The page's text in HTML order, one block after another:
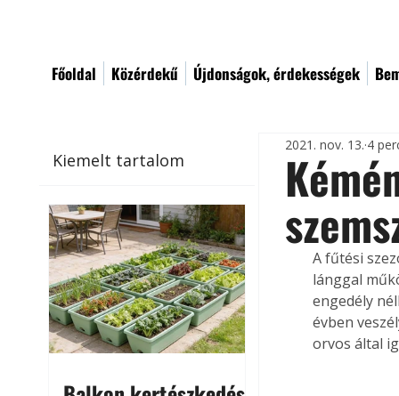
Főoldal Közérdekű Újdonságok, érdekességek
Kiemelt tartalom
2021. nov. 13. 4
A fűtési
lánggal
engedély
évben
orvos által